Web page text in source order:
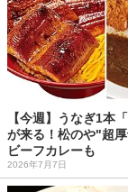
【今週】うなぎ1本
が来る！松のや"超
ビーフカレーも
2026年7月7日